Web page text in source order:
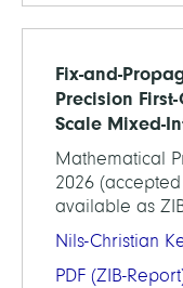
Fix-and-
Precision
Scale Mixed-
Mathematical
2026
available as
Nils-Christian
PDF (ZIB-